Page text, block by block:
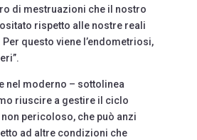
di mestruazioni che il nostro
rispetto alle nostre reali
questo viene l’endometriosi,
nel moderno – sottolinea
riuscire a gestire il ciclo
pericoloso, che può anzi
ad altre condizioni che